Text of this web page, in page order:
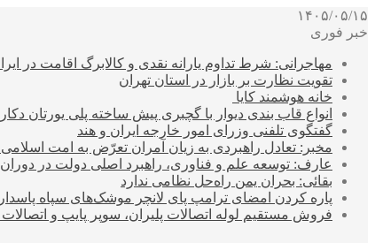
۱۴۰۵/۰۵/۱۵
خبر فوری
مهاجرانی: شرط تداوم یارانه نقدی و کالابرگ اقامت در
تقویت نظارت بر بازار در استان تهران
خانه هوشمند کایا
انواع قاب بندی دیوار با گچبری پیش ساخته پلی یورتان
گفتگوی تلفنی وزرای امور خارجه ایران و هند
مخبر: تعادل راهبردی به زیان آمران تعرّض به امت اسلامی
عارف: توسعه علم و فناوری، راهبرد اصلی دولت در
بقائی: بحران یمن راه‌حل نظامی ندارد
پاره کردن امضای ترامپ پای لانچر موشک‌های سپاه
فروش مستقیم لوله اتصالات پلیران، سوپر پایپ و